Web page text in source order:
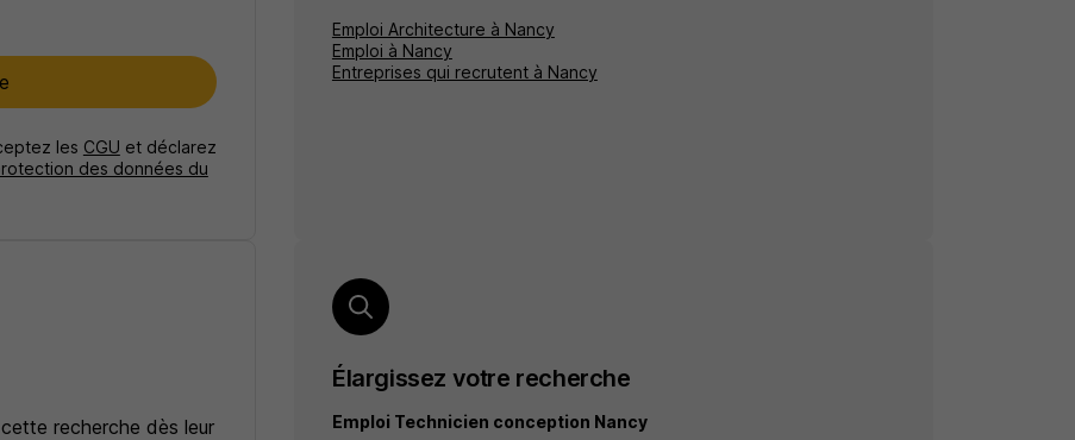
les CGU et déclarez
des données du
Emploi Architecture à Nancy
Emploi à Nancy
Entreprises qui recrutent à Nancy
recherche dès leur
Élargissez votre recherche
Emploi Technicien conception Nancy